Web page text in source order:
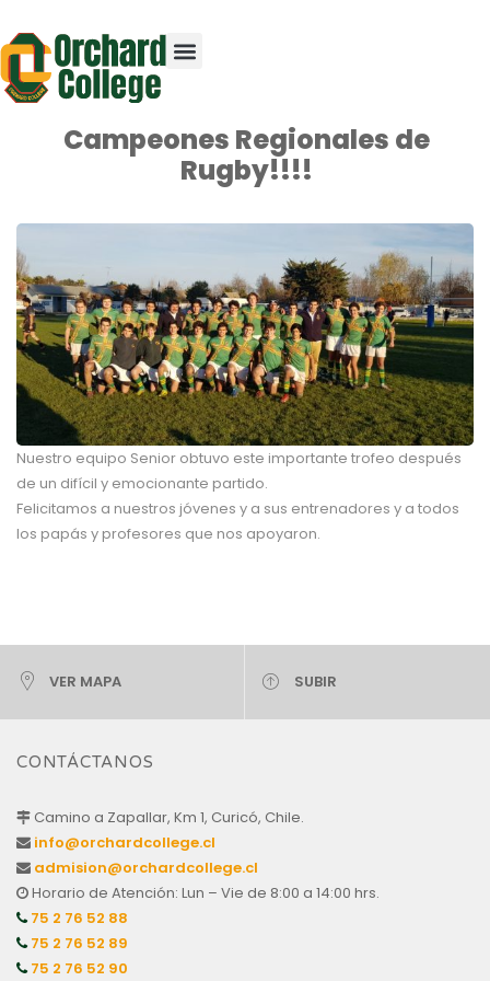
Campeones Regionales de
Rugby!!!!
Nuestro equipo Senior obtuvo este importante trofeo después
de un difícil y emocionante partido.
Felicitamos a nuestros jóvenes y a sus entrenadores y a todos
los papás y profesores que nos apoyaron.
VER MAPA SUBIR
CONTÁCTANOS
Camino a Zapallar, Km 1, Curicó, Chile.
info@orchardcollege.cl
admision@orchardcollege.cl
Horario de Atención: Lun – Vie de 8:00 a 14:00 hrs.
75 2 76 52 88
75 2 76 52 89
75 2 76 52 90